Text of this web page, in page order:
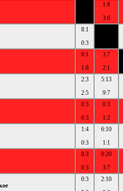
1:8
3:0
8:1
0:3
0:1
1:8
3:7
2:1
2:3
2:5
5:13
9:7
0:3
0:3
0:3
1:2
1:4
0:3
6:10
1:1
0:3
0:3
0:20
3:7
0:3
2:10